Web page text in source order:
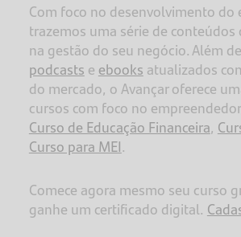
Com foco no desenvolvimento do
trazemos uma série de conteúdos
na gestão do seu negócio. Além de
podcasts e ebooks atualizados
do mercado, o Avançar oferece
cursos com foco no
Curso de Educação Financeira,
Curso para MEI.
Comece agora mesmo seu curso
ganhe um certificado digital.